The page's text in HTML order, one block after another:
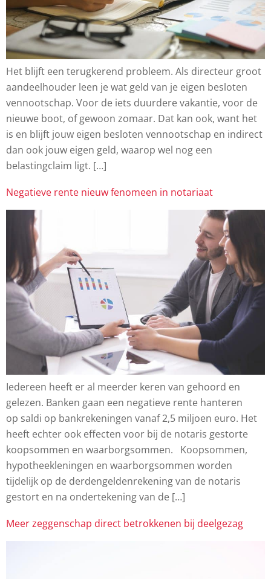
Het blijft een terugkerend probleem. Als directeur groot
aandeelhouder leen je wat geld van je eigen besloten
vennootschap. Voor de iets duurdere vakantie, voor de
nieuwe boot, of gewoon zomaar. Dat kan ook, want het
is en blijft jouw eigen besloten vennootschap en indirect
dan ook jouw eigen geld, waarop wel nog een
belastingclaim ligt. […]
Negatieve rente nieuw fenomeen in notariaat
Iedereen heeft er al meerder keren van gehoord en
gelezen. Banken gaan een negatieve rente hanteren
op saldi op bankrekeningen vanaf 2,5 miljoen euro. Het
heeft echter ook effecten voor bij de notaris gestorte
koopsommen en waarborgsommen. Koopsommen,
hypotheekleningen en waarborgsommen worden
tijdelijk op de derdengeldenrekening van de notaris
gestort en na ondertekening van de […]
Meer zeggenschap direct betrokkenen bij deelgezag